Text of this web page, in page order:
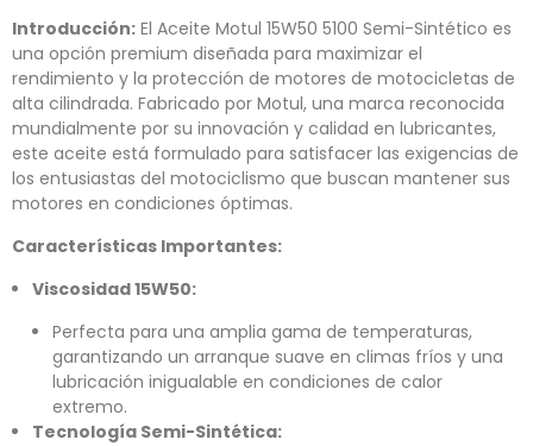
Introducción: El Aceite Motul 15W50 5100 Semi-Sintético es
una opción premium diseñada para maximizar el
rendimiento y la protección de motores de motocicletas de
alta cilindrada. Fabricado por Motul, una marca reconocida
mundialmente por su innovación y calidad en lubricantes,
este aceite está formulado para satisfacer las exigencias de
los entusiastas del motociclismo que buscan mantener sus
motores en condiciones óptimas.
Características Importantes:
Viscosidad 15W50:
Perfecta para una amplia gama de temperaturas,
garantizando un arranque suave en climas fríos y una
lubricación inigualable en condiciones de calor
extremo.
Tecnología Semi-Sintética: